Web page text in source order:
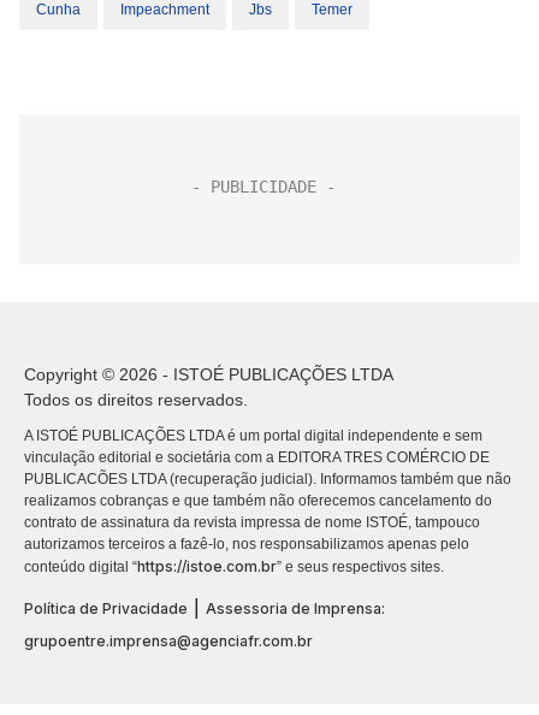
Cunha Impeachment Jbs Temer
Copyright © 2026 - ISTOÉ PUBLICAÇÕES LTDA
Todos os direitos reservados.
A ISTOÉ PUBLICAÇÕES LTDA é um portal digital independente e sem
vinculação editorial e societária com a EDITORA TRES COMÉRCIO DE
PUBLICACÕES LTDA (recuperação judicial). Informamos também que não
realizamos cobranças e que também não oferecemos cancelamento do
contrato de assinatura da revista impressa de nome ISTOÉ, tampouco
autorizamos terceiros a fazê-lo, nos responsabilizamos apenas pelo
conteúdo digital “https://istoe.com.br” e seus respectivos sites.
Política de Privacidade
Assessoria de Imprensa:
grupoentre.imprensa@agenciafr.com.br